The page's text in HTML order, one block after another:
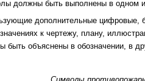
должны быть выполнены в одном
дополнительные цифровые,
к чертежу, плану,
быть объяснены в обозначении, в
Символы